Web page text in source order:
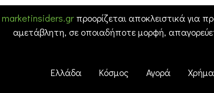
marketinsiders.grπροορίζεται αποκλειστικά για
αμετάβλητη, σε οποιαδήποτε μορφή,
Ελλάδα Κόσμος Αγορά Χρήμα